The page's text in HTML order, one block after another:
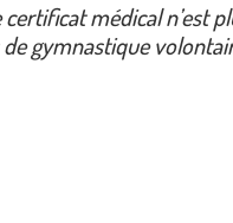
médical n’est
gymnastique